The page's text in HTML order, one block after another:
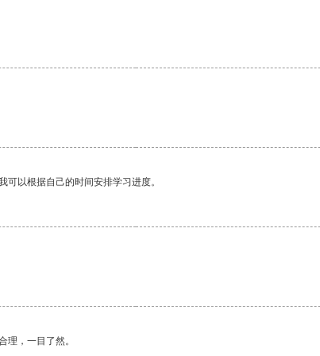
以根据自己的时间安排学习进度。
理，一目了然。